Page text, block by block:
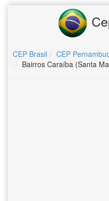
CEP Brasil
CEP
Bairros Caraíba (Santa